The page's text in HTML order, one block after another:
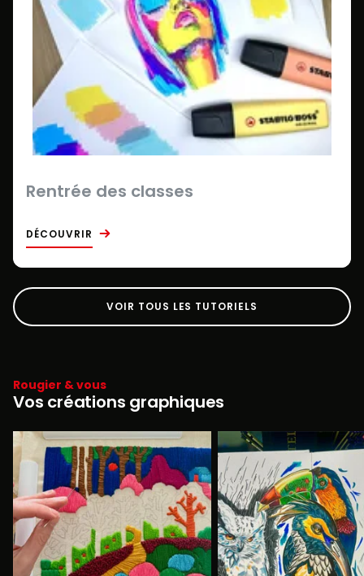
Rentrée des classes
DÉCOUVRIR
VOIR TOUS LES TUTORIELS
Rougier & vous
Vos créations graphiques